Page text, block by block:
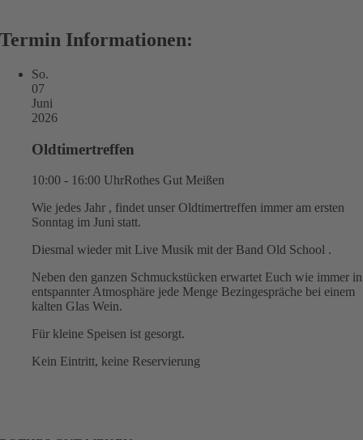
Termin Informationen:
So.
07
Juni
2026
Oldtimertreffen
10:00 - 16:00 UhrRothes Gut Meißen
Wie jedes Jahr , findet unser Oldtimertreffen immer am ersten
Sonntag im Juni statt.
Diesmal wieder mit Live Musik mit der Band Old School .
Neben den ganzen Schmuckstücken erwartet Euch wie immer in
entspannter Atmosphäre jede Menge Bezingespräche bei einem
kalten Glas Wein.
Für kleine Speisen ist gesorgt.
Kein Eintritt, keine Reservierung